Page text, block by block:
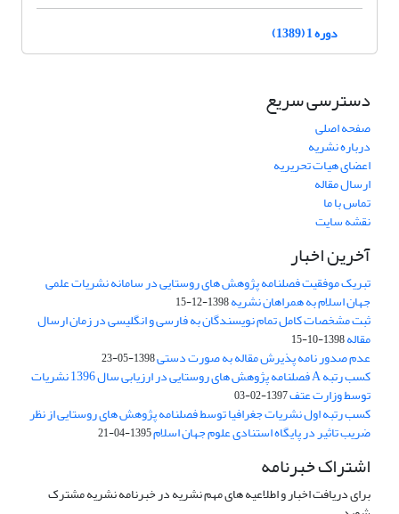
دوره 1 (1389)
دسترسی سریع
صفحه اصلی
درباره نشریه
اعضای هیات تحریریه
ارسال مقاله
تماس با ما
نقشه سایت
آخرین اخبار
تبریک موفقیت فصلنامه پژوهش های روستایی در سامانه نشریات علمی
جهان اسلام به همراهان نشریه1398-12-15
ثبت مشخصات کامل تمام نویسندگان به فارسی و انگلیسی در زمان ارسال
مقاله1398-10-15
عدم صدور نامه پذیرش مقاله به صورت دستی1398-05-23
کسب رتبه A فصلنامه پژوهش های روستایی در ارزیابی سال 1396 نشریات
توسط وزارت عتف1397-02-03
کسب رتبه اول نشریات جغرافیا توسط فصلنامه پژوهش های روستایی از نظر
ضریب تاثیر در پایگاه استنادی علوم جهان اسلام1395-04-21
اشتراک خبرنامه
برای دریافت اخبار و اطلاعیه های مهم نشریه در خبرنامه نشریه مشترک